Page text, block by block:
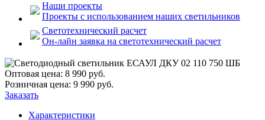
Наши проекты
Проекты с использованием наших светильников
Светотехнический расчет
Он-лайн заявка на светотехнический расчет
Оптовая цена: 8 990 руб.
Розничная цена: 9 990 руб.
Заказать
Характеристики